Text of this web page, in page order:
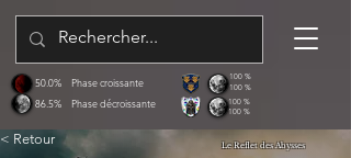
86.5%
50.0%
Phase décroissante
Phase croissante
100 %
100 %
100 %
100 %
< Retour Le Reflet des Abysses